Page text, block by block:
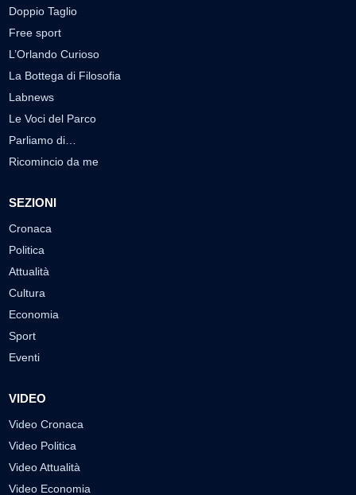
Doppio Taglio
Free sport
L’Orlando Curioso
La Bottega di Filosofia
Labnews
Le Voci del Parco
Parliamo di…
Ricomincio da me
SEZIONI
Cronaca
Politica
Attualità
Cultura
Economia
Sport
Eventi
VIDEO
Video Cronaca
Video Politica
Video Attualità
Video Economia